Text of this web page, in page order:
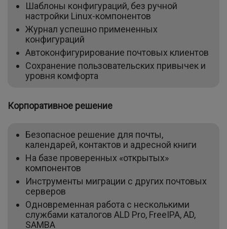
Шаблоны конфигураций, без ручной
настройки Linux-компонентов
Журнал успешно примененных
конфигураций
Автоконфигурирование почтовых клиентов
Сохранение пользовательских привычек и
уровня комфорта
Корпоративное решение
Безопасное решение для почты,
календарей, контактов и адресной книги
На базе проверенных «открытых»
компонентов
Инструменты миграции с других почтовых
серверов
Одновременная работа с несколькими
службами каталогов ALD Pro, FreeIPA, AD,
SAMBA